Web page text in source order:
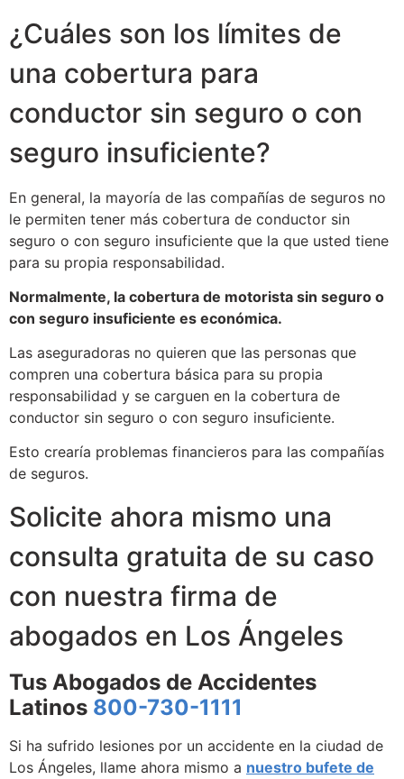
¿Cuáles son los límites de
una cobertura para
conductor sin seguro o con
seguro insuficiente?
En general, la mayoría de las compañías de seguros no
le permiten tener más cobertura de conductor sin
seguro o con seguro insuficiente que la que usted tiene
para su propia responsabilidad.
Normalmente, la cobertura de motorista sin seguro o
con seguro insuficiente es económica.
Las aseguradoras no quieren que las personas que
compren una cobertura básica para su propia
responsabilidad y se carguen en la cobertura de
conductor sin seguro o con seguro insuficiente.
Esto crearía problemas financieros para las compañías
de seguros.
Solicite ahora mismo una
consulta gratuita de su caso
con nuestra firma de
abogados en Los Ángeles
Tus Abogados de Accidentes
Latinos 800-730-1111
Si ha sufrido lesiones por un accidente en la ciudad de
Los Ángeles, llame ahora mismo a nuestro bufete de